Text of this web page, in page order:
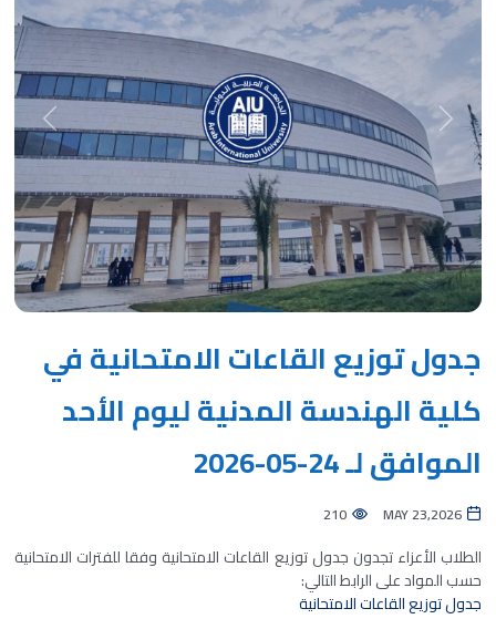
Previous
Next
جدول توزيع القاعات الامتحانية في
كلية الهندسة المدنية ليوم الأحد
الموافق لـ 24-05-2026
MAY 23,2026
210
الطلاب الأعزاء تجدون جدول توزيع القاعات الامتحانية وفقا للفترات الامتحانية
حسب المواد على الرابط التالي:
جدول توزيع القاعات الامتحانية